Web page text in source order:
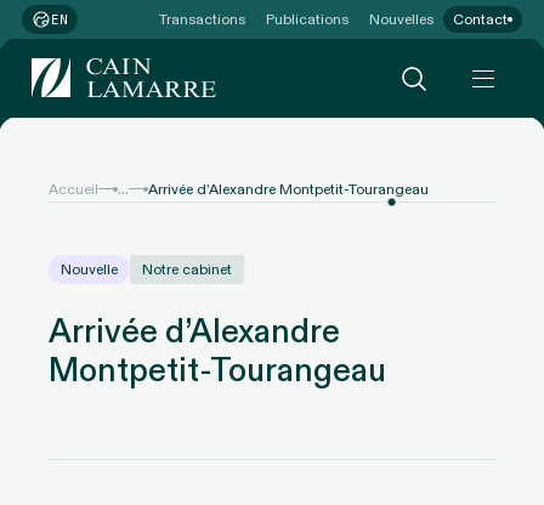
EN Transactions Publications Nouvelles Contact
Accueil ... Arrivée d’Alexandre Montpetit-Tourangeau
Nouvelle Notre cabinet
Arrivée d’Alexandre
Montpetit-Tourangeau